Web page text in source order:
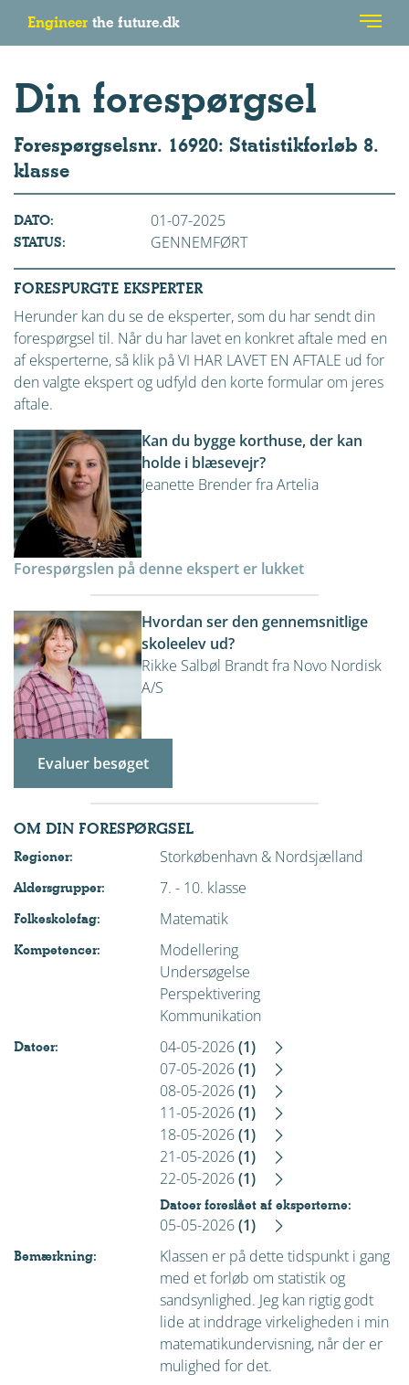
Engineer the future.dk
Din forespørgsel
Forespørgselsnr. 16920: Statistikforløb 8.
klasse
DATO: 01-07-2025
STATUS: GENNEMFØRT
FORESPURGTE EKSPERTER
Herunder kan du se de eksperter, som du har sendt din
forespørgsel til. Når du har lavet en konkret aftale med en
af eksperterne, så klik på VI HAR LAVET EN AFTALE ud for
den valgte ekspert og udfyld den korte formular om jeres
aftale.
Kan du bygge korthuse, der kan
holde i blæsevejr?
Jeanette Brender fra Artelia
Forespørgslen på denne ekspert er lukket
Hvordan ser den gennemsnitlige
skoleelev ud?
Rikke Salbøl Brandt fra Novo Nordisk
A/S
Evaluer besøget
OM DIN FORESPØRGSEL
Regioner: Storkøbenhavn & Nordsjælland
Aldersgrupper: 7. - 10. klasse
Folkeskolefag: Matematik
Kompetencer:
Modellering
Undersøgelse
Perspektivering
Kommunikation
Datoer: 04-05-2026(1)
07-05-2026(1)
08-05-2026(1)
11-05-2026(1)
18-05-2026(1)
21-05-2026(1)
22-05-2026(1)
Datoer foreslået af eksperterne:
05-05-2026(1)
Bemærkning:
Klassen er på dette tidspunkt i gang
med et forløb om statistik og
sandsynlighed. Jeg kan rigtig godt
lide at inddrage virkeligheden i min
matematikundervisning, når der er
mulighed for det.